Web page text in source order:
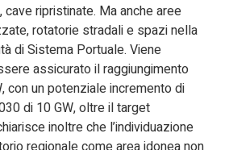
ripristinate. Ma anche aree
rotatorie stradali e spazi nella
di Sistema Portuale. Viene
assicurato il raggiungimento
con un potenziale incremento di
di 10 GW, oltre il target
inoltre che l’individuazione